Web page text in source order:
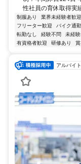
性社員の育休取得実
制服あり 業界未経験者歓迎
フリーター歓迎
バイク通
転勤なし
経験不問 未経
有資格者歓迎
研修あり 賞
アルバイ